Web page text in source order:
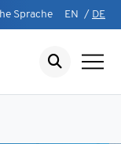
Sprache EN / DE